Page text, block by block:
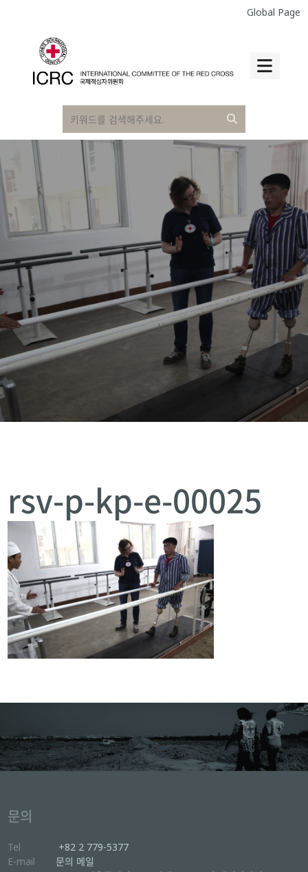
Global Page
rsv-p-kp-e-00025
문의
Tel
+82 2 779-5377
E-mail
문의 메일